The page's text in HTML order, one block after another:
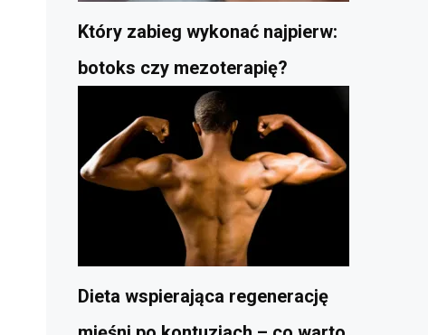
Który zabieg wykonać najpierw:
botoks czy mezoterapię?
Dieta wspierająca regenerację